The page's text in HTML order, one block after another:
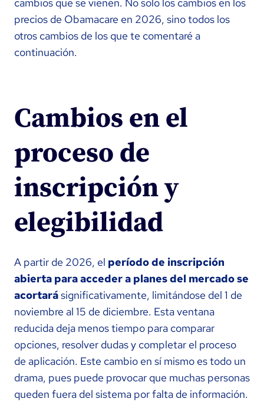
cambios que se vienen. No solo los cambios en los
precios de Obamacare en 2026, sino todos los
otros cambios de los que te comentaré a
continuación.
Cambios en el
proceso de
inscripción y
elegibilidad
A partir de 2026, el período de inscripción
abierta para acceder a planes del mercado se
acortarásignificativamente, limitándose del 1 de
noviembre al 15 de diciembre. Esta ventana
reducida deja menos tiempo para comparar
opciones, resolver dudas y completar el proceso
de aplicación. Este cambio en sí mismo es todo un
drama, pues puede provocar que muchas personas
queden fuera del sistema por falta de información.